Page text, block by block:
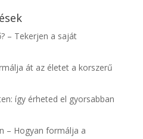
– Tekerjen a saját
át az életet a korszerű
így érheted el gyorsabban
– Hogyan formálja a